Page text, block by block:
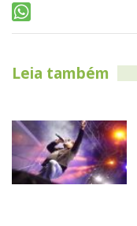
Leia também